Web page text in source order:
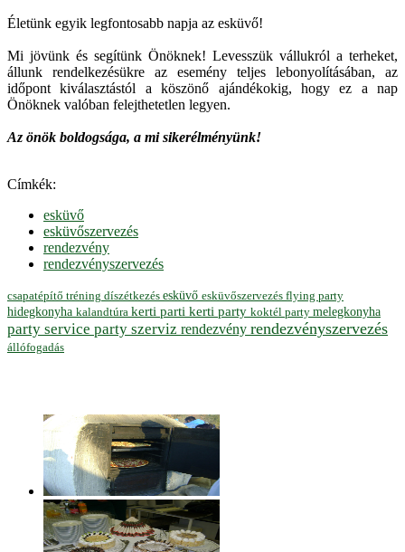
Életünk egyik legfontosabb napja az esküvő!
Mi jövünk és segítünk Önöknek! Levesszük vállukról a terheket,
állunk rendelkezésükre az esemény teljes lebonyolításában, az
időpont kiválasztástól a köszönő ajándékokig, hogy ez a nap
Önöknek valóban felejthetetlen legyen.
Az önök boldogsága, a mi sikerélményünk!
Címkék:
esküvő
esküvőszervezés
rendezvény
rendezvényszervezés
csapatépítő tréning díszétkezés esküvő esküvőszervezés flying party
hidegkonyha kalandtúra kerti parti kerti party koktél party melegkonyha
party service party szerviz rendezvény rendezvényszervezés
állófogadás